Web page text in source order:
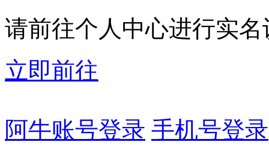
请前往个人中心进行实名
立即前往
阿牛账号登录 手机号登录